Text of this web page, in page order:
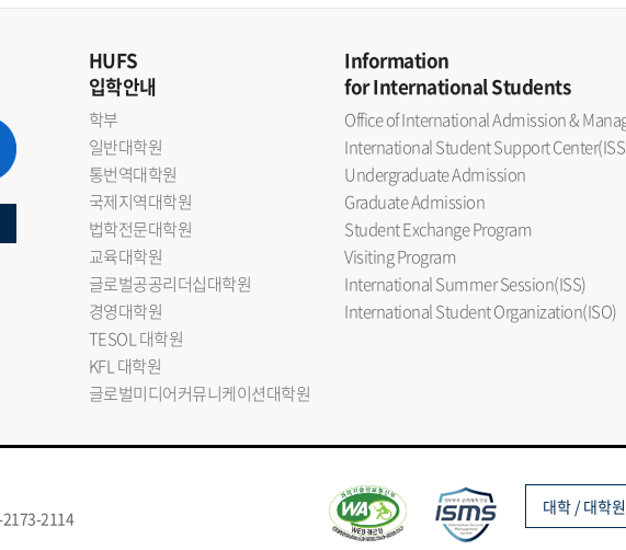
HUFS
입학안내
학부
일반대학원
통번역대학원
국제지역대학원
법학전문대학원
교육대학원
글로벌공공리더십대학원
경영대학원
TESOL 대학원
KFL 대학원
글로벌미디어커뮤니케이션대학원
Information
for International Students
Office of International Admission &
International Student Support
Undergraduate Admission
Graduate Admission
Student Exchange Program
Visiting Program
International Summer Session(ISS)
International Student Organization(ISO)
2173-2114
대학 / 대학원